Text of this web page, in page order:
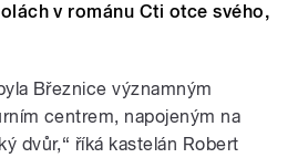
v románu Cti otce svého,
Březnice významným
centrem, napojeným na
dvůr,“ říká kastelán Robert